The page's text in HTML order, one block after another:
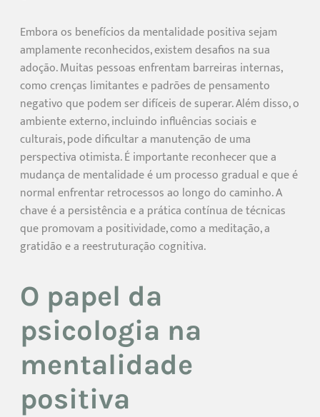
Embora os benefícios da mentalidade positiva sejam
amplamente reconhecidos, existem desafios na sua
adoção. Muitas pessoas enfrentam barreiras internas,
como crenças limitantes e padrões de pensamento
negativo que podem ser difíceis de superar. Além disso, o
ambiente externo, incluindo influências sociais e
culturais, pode dificultar a manutenção de uma
perspectiva otimista. É importante reconhecer que a
mudança de mentalidade é um processo gradual e que é
normal enfrentar retrocessos ao longo do caminho. A
chave é a persistência e a prática contínua de técnicas
que promovam a positividade, como a meditação, a
gratidão e a reestruturação cognitiva.
O papel da
psicologia na
mentalidade
positiva